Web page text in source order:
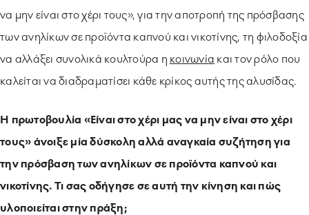
να μην είναι στο χέρι τους», για την αποτροπή της πρόσβασης
των ανηλίκων σε προϊόντα καπνού και νικοτίνης, τη φιλοδοξία
να αλλάξει συνολικά κουλτούρα η κοινωνία και τον ρόλο που
καλείται να διαδραματίσει κάθε κρίκος αυτής της αλυσίδας.
Η πρωτοβουλία «Είναι στο χέρι μας να μην είναι στο χέρι
τους» άνοιξε μία δύσκολη αλλά αναγκαία συζήτηση για
την πρόσβαση των ανηλίκων σε προϊόντα καπνού και
νικοτίνης. Τι σας οδήγησε σε αυτή την κίνηση και πώς
υλοποιείται στην πράξη;